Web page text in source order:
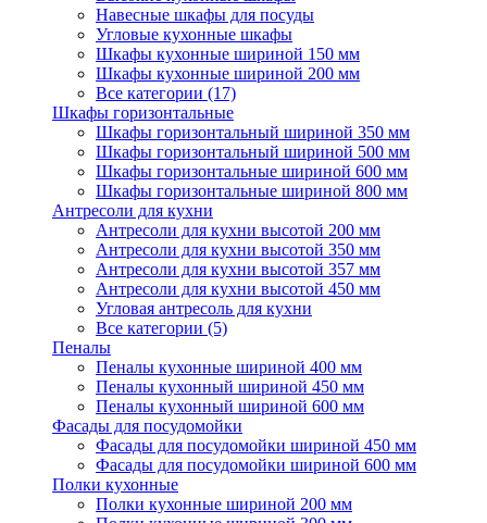
Навесные шкафы для посуды
Угловые кухонные шкафы
Шкафы кухонные шириной 150 мм
Шкафы кухонные шириной 200 мм
Все категории (17)
Шкафы горизонтальные
Шкафы горизонтальный шириной 350 мм
Шкафы горизонтальный шириной 500 мм
Шкафы горизонтальные шириной 600 мм
Шкафы горизонтальные шириной 800 мм
Антресоли для кухни
Антресоли для кухни высотой 200 мм
Антресоли для кухни высотой 350 мм
Антресоли для кухни высотой 357 мм
Антресоли для кухни высотой 450 мм
Угловая антресоль для кухни
Все категории (5)
Пеналы
Пеналы кухонные шириной 400 мм
Пеналы кухонный шириной 450 мм
Пеналы кухонный шириной 600 мм
Фасады для посудомойки
Фасады для посудомойки шириной 450 мм
Фасады для посудомойки шириной 600 мм
Полки кухонные
Полки кухонные шириной 200 мм